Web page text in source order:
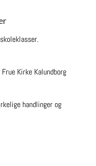
Kirke Kalundborg
handlinger og